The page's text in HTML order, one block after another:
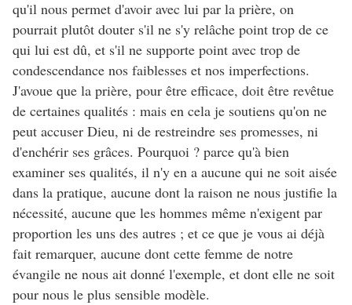
qu'il nous permet d'avoir avec lui par la prière, on
pourrait plutôt douter s'il ne s'y relâche point trop de ce
qui lui est dû, et s'il ne supporte point avec trop de
condescendance nos faiblesses et nos imperfections.
J'avoue que la prière, pour être efficace, doit être revêtue
de certaines qualités : mais en cela je soutiens qu'on ne
peut accuser Dieu, ni de restreindre ses promesses, ni
d'enchérir ses grâces. Pourquoi ? parce qu'à bien
examiner ses qualités, il n'y en a aucune qui ne soit aisée
dans la pratique, aucune dont la raison ne nous justifie la
nécessité, aucune que les hommes même n'exigent par
proportion les uns des autres ; et ce que je vous ai déjà
fait remarquer, aucune dont cette femme de notre
évangile ne nous ait donné l'exemple, et dont elle ne soit
pour nous le plus sensible modèle.